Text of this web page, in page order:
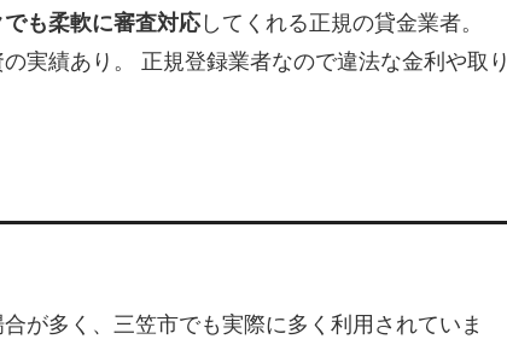
も柔軟に審査対応してくれる正規の貸金業者。
実績あり。 正規登録業者なので違法な金利や取り
が多く、三笠市でも実際に多く利用されていま